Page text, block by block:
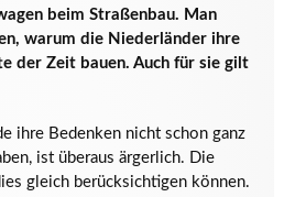
beim Straßenbau. Man
warum die Niederländer ihre
der Zeit bauen. Auch für sie gilt
ihre Bedenken nicht schon ganz
ist überaus ärgerlich. Die
gleich berücksichtigen können.